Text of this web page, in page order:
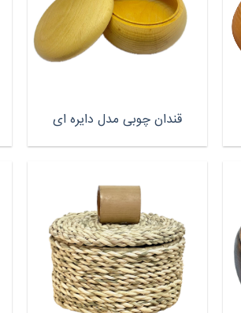
قندان چوبی مدل دایره ای